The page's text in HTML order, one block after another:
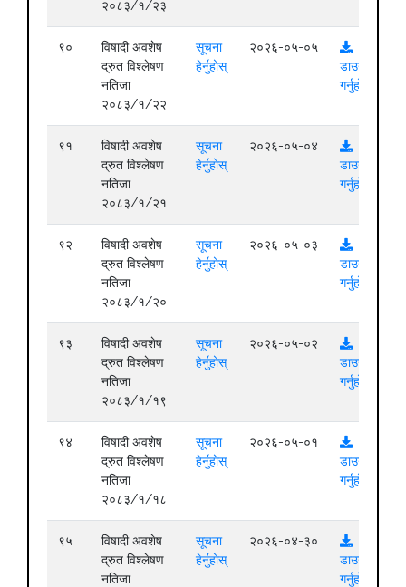
२०८३/१/२३
९०
विषादी अवशेष
द्रुत विश्लेषण
नतिजा
२०८३/१/२२
सूचना
हेर्नुहोस्
२०२६-०५-०५
डाउनलोड
गर्नुहोस्
९१
विषादी अवशेष
द्रुत विश्लेषण
नतिजा
२०८३/१/२१
सूचना
हेर्नुहोस्
२०२६-०५-०४
डाउनलोड
गर्नुहोस्
९२
विषादी अवशेष
द्रुत विश्लेषण
नतिजा
२०८३/१/२०
सूचना
हेर्नुहोस्
२०२६-०५-०३
डाउनलोड
गर्नुहोस्
९३
विषादी अवशेष
द्रुत विश्लेषण
नतिजा
२०८३/१/१९
सूचना
हेर्नुहोस्
२०२६-०५-०२
डाउनलोड
गर्नुहोस्
९४
विषादी अवशेष
द्रुत विश्लेषण
नतिजा
२०८३/१/१८
सूचना
हेर्नुहोस्
२०२६-०५-०१
डाउनलोड
गर्नुहोस्
९५
विषादी अवशेष
द्रुत विश्लेषण
नतिजा
सूचना
हेर्नुहोस्
२०२६-०४-३०
डाउनलोड
गर्नुहोस्